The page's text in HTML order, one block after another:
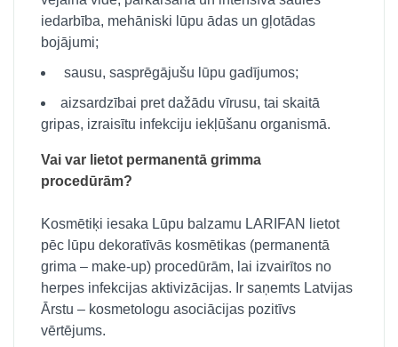
iedarbība, mehāniski lūpu ādas un gļotādas
bojājumi;
sausu, sasprēgājušu lūpu gadījumos;
aizsardzībai pret dažādu vīrusu, tai skaitā
gripas, izraisītu infekciju iekļūšanu organismā.
Vai var lietot permanentā grimma
procedūrām?
Kosmētiķi iesaka Lūpu balzamu LARIFAN lietot
pēc lūpu dekoratīvās kosmētikas (permanentā
grima – make-up) procedūrām, lai izvairītos no
herpes infekcijas aktivizācijas. Ir saņemts Latvijas
Ārstu – kosmetologu asociācijas pozitīvs
vērtējums.